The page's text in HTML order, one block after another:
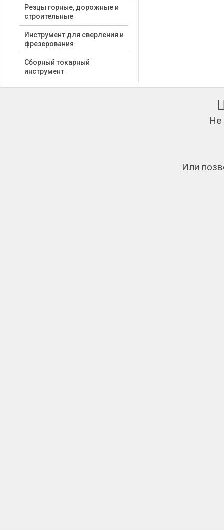
Резцы горные, дорожные и
строительные
Инструмент для сверления и
фрезерования
Сборный токарный
инструмент
Не
Или